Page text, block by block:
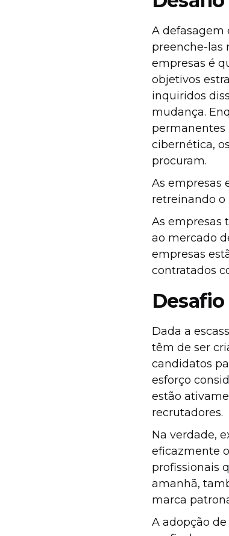
A defasagem
preenche-las
empresas é
objetivos
inquiridos
mudança.
permanentes
cibernética,
procuram.
As empresas
retreinando o
As empresas
ao mercado
empresas
contratados
Dada a
têm de ser
candidatos
esforço
estão
recrutadores.
Na verdade,
eficazmente
profissionais
amanhã,
marca
A adopção